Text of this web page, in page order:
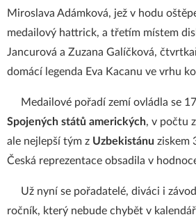
Miroslava Adámková, jež v hodu
medailový hattrick, a třetím místem
Jancurová a Zuzana Galíčková,
domácí legenda Eva Kacanu ve vrhu
Medailové pořadí zemí ovládla se
Spojených států amerických, v počtu
ale nejlepší tým z Uzbekistánu ziskem
Česká reprezentace obsadila v
Už nyní se pořadatelé, diváci i
ročník, který nebude chybět v